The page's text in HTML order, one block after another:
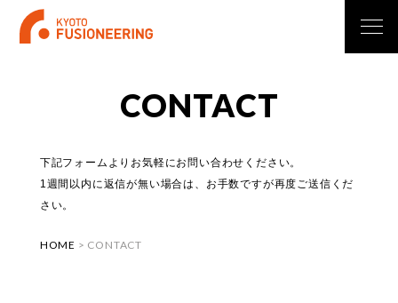
CONTACT
下記フォームよりお気軽にお問い合わせください。
1週間以内に返信が無い場合は、お手数ですが再度ご送信くだ
さい。
HOME > CONTACT